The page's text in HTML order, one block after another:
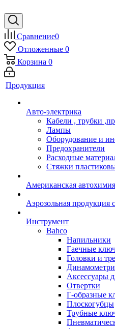
Сравнение0
Отложенные 0
Корзина 0
Продукция
Авто-электрика
Кабели , трубки
Лампы
Оборудование и
Предохранители
Расходные
Стяжки
Американская
Аэрозольная продукция
Инструмент
Bahco
Напильники
Гаечные
Головки и
Аксессуары
Отвертки
Г-образные
Плоскогубцы
Трубные